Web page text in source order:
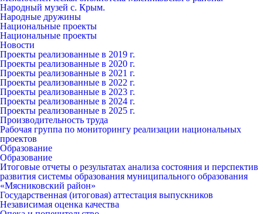
Народный музей с. Крым.
Народные дружины
Национальные проекты
Национальные проекты
Новости
Проекты реализованные в 2019 г.
Проекты реализованные в 2020 г.
Проекты реализованные в 2021 г.
Проекты реализованные в 2022 г.
Проекты реализованные в 2023 г.
Проекты реализованные в 2024 г.
Проекты реализованные в 2025 г.
Производительность труда
Рабочая группа по мониторингу реализации национальных
проектов
Образование
Образование
Итоговые отчеты о результатах анализа состояния и перспектив
развития системы образования муниципального образования
«Мясниковский район»
Государственная (итоговая) аттестация выпускников
Независимая оценка качества